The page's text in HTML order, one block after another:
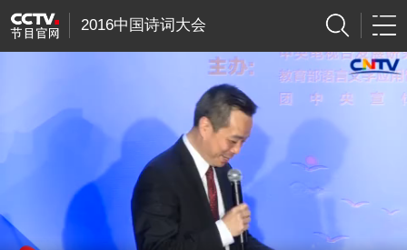
2016中国诗词大会